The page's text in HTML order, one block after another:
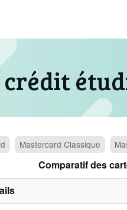
crédit
Mastercard Classique
Comparatif des